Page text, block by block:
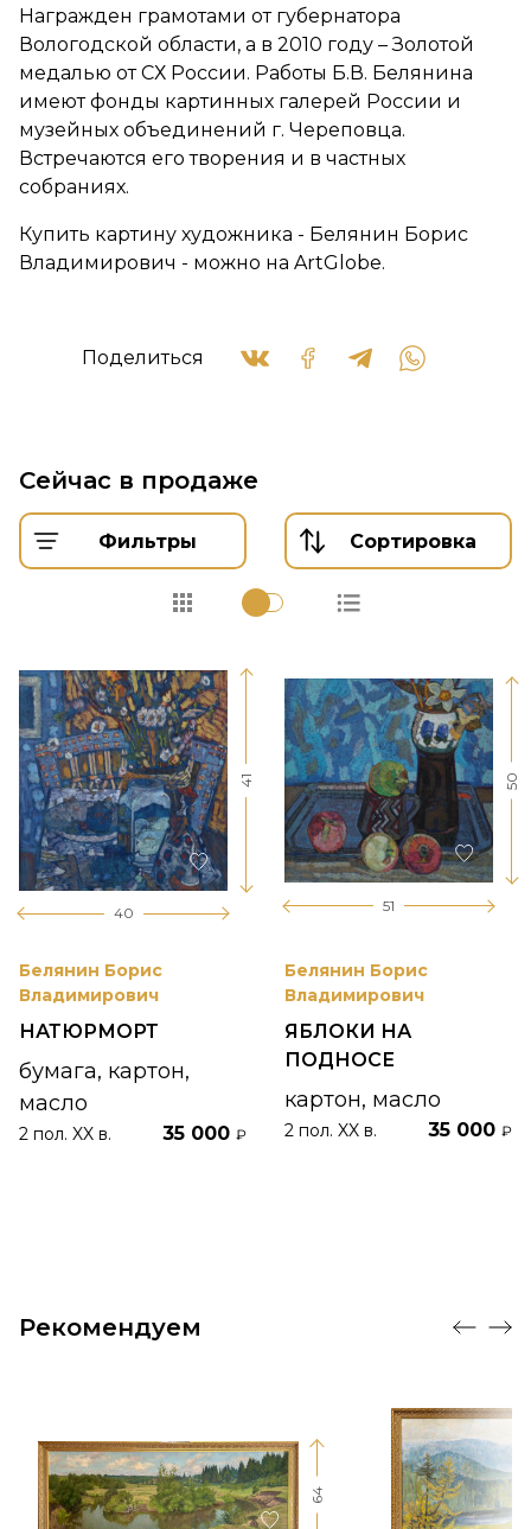
Награжден грамотами от губернатора
Вологодской области, а в 2010 году – Золотой
медалью от СХ России. Работы Б.В. Белянина
имеют фонды картинных галерей России и
музейных объединений г. Череповца.
Встречаются его творения и в частных
собраниях.
Купить картину художника - Белянин Борис
Владимирович - можно на ArtGlobe.
Поделиться
Сейчас в продаже
Фильтры Сортировка
40
41
Белянин Борис
Владимирович
НАТЮРМОРТ
бумага, картон,
масло
2 пол. XX в. 35 000 ₽
51
50
Белянин Борис
Владимирович
ЯБЛОКИ НА
ПОДНОСЕ
картон, масло
2 пол. XX в. 35 000 ₽
Рекомендуем
64